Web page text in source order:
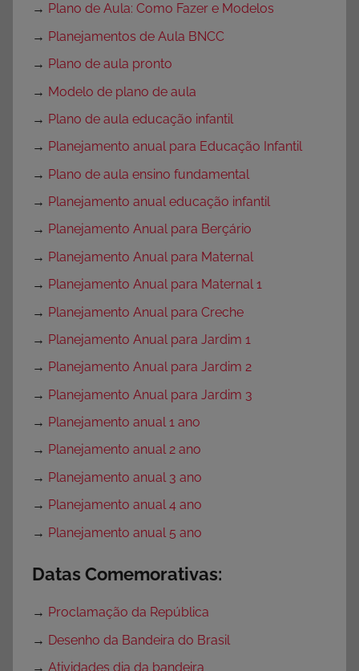
→ Plano de Aula: Como Fazer e Modelos
→ Planejamentos de Aula BNCC
→ Plano de aula pronto
→ Modelo de plano de aula
→ Plano de aula educação infantil
→ Planejamento anual para Educação Infantil
→ Plano de aula ensino fundamental
→ Planejamento anual educação infantil
→ Planejamento Anual para Berçário
→ Planejamento Anual para Maternal
→ Planejamento Anual para Maternal 1
→ Planejamento Anual para Creche
→ Planejamento Anual para Jardim 1
→ Planejamento Anual para Jardim 2
→ Planejamento Anual para Jardim 3
→ Planejamento anual 1 ano
→ Planejamento anual 2 ano
→ Planejamento anual 3 ano
→ Planejamento anual 4 ano
→ Planejamento anual 5 ano
Datas Comemorativas:
→ Proclamação da República
→ Desenho da Bandeira do Brasil
→ Atividades dia da bandeira